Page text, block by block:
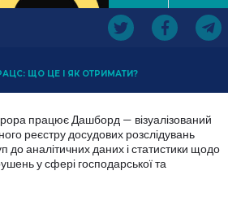
ЩО ЦЕ І ЯК ОТРИМАТИ?
працює Дашборд — візуалізований
реєстру досудових розслідувань
до аналітичних даних і статистики щодо
у сфері господарської та